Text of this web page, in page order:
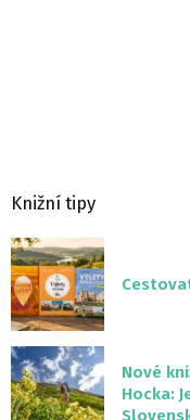
Knižní tipy
Nové
Hocka: